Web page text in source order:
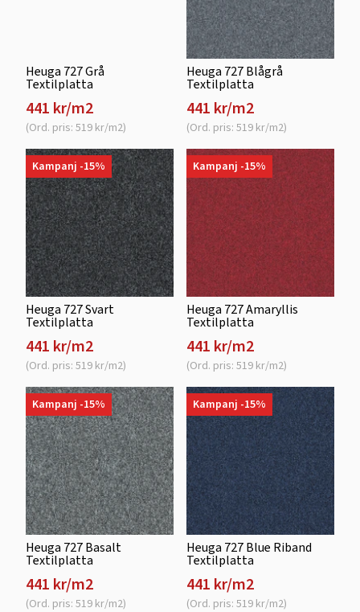
Heuga 727 Grå
Textilplatta
441 kr/m2
(Ord. pris: 519 kr/m2)
Heuga 727 Blågrå
Textilplatta
441 kr/m2
(Ord. pris: 519 kr/m2)
Kampanj -15%
Heuga 727 Svart
Textilplatta
441 kr/m2
(Ord. pris: 519 kr/m2)
Kampanj -15%
Heuga 727 Amaryllis
Textilplatta
441 kr/m2
(Ord. pris: 519 kr/m2)
Kampanj -15%
Heuga 727 Basalt
Textilplatta
441 kr/m2
(Ord. pris: 519 kr/m2)
Kampanj -15%
Heuga 727 Blue Riband
Textilplatta
441 kr/m2
(Ord. pris: 519 kr/m2)